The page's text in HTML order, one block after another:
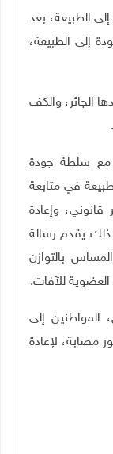
إلى الطبيعة، بعد
إلى الطبيعة،
الجائر، والكف
.
مع سلطة جودة
في متابعة
قانوني، وإعادة
ذلك يقدم رسالة
بالتوازن
العضوية للآفات.
المواطنين إلى
مصابة، لإعادة